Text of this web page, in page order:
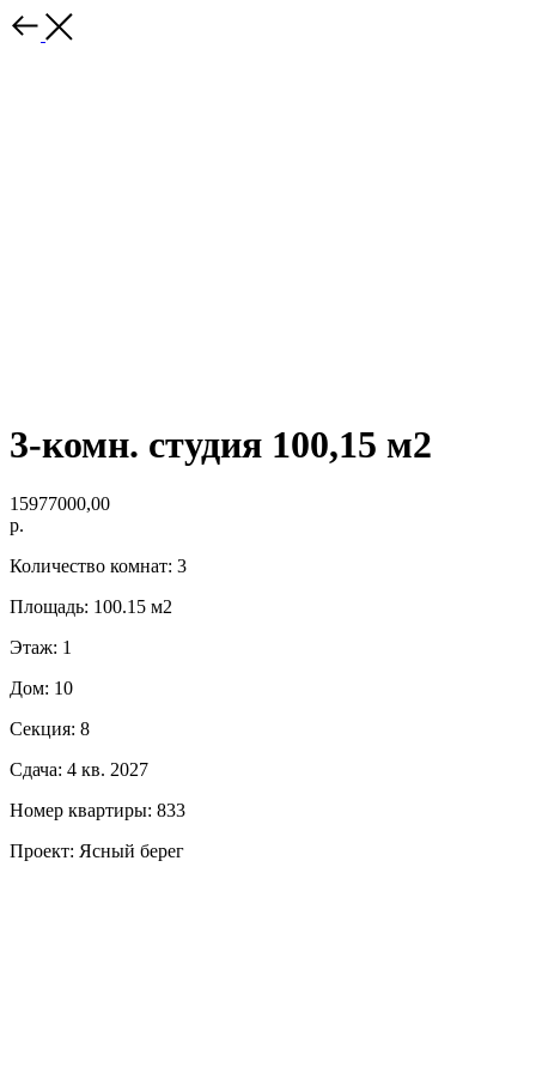
3-комн. студия 100,15 м2
15977000,00
р.
Количество комнат: 3
Площадь: 100.15 м2
Этаж: 1
Дом: 10
Секция: 8
Сдача: 4 кв. 2027
Номер квартиры: 833
Проект: Ясный берег